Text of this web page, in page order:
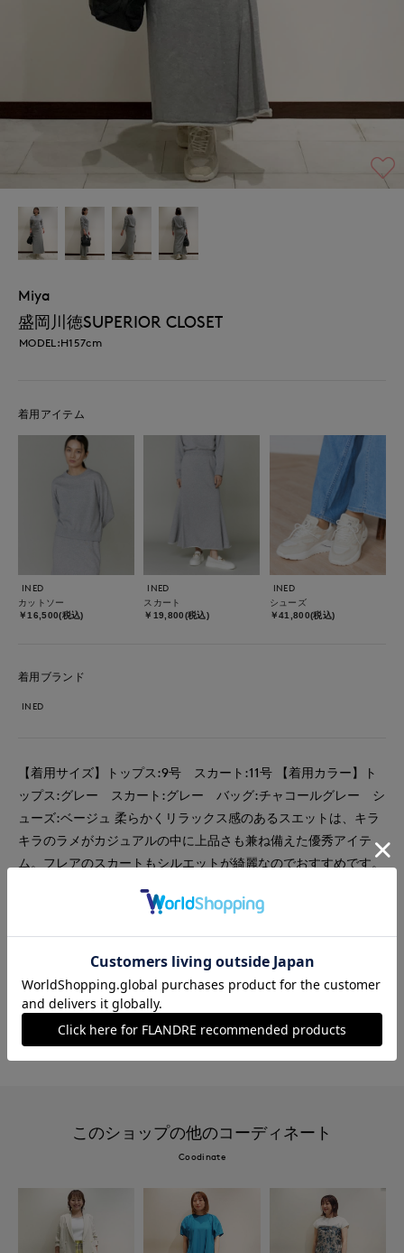
Miya
盛岡川徳SUPERIOR CLOSET
MODEL:H157cm
着用アイテム
INED
カットソー
￥16,500(税込)
INED
スカート
￥19,800(税込)
INED
シューズ
￥41,800(税込)
着用ブランド
INED
【着用サイズ】トップス:9号 スカート:11号 【着用カラー】ト
ップス:グレー スカート:グレー バッグ:チャコールグレー シ
ューズ:ベージュ 柔らかくリラックス感のあるスエットは、キラ
キラのラメがカジュアルの中に上品さも兼ね備えた優秀アイテ
ム。フレアのスカートもシルエットが綺麗なのでおすすめです。
#スカート #セットアップ
#リラックス #休日 #女子会
#イージーケア #コットン
#スポーティ #骨格ストレート
#おでかけ #バッグ
このショップの他のコーディネート
Coodinate